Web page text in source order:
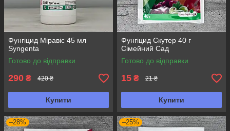
Фунгіцид Міравіс 45 мл
Syngenta
Готово до відправки
290 ₴ 420 ₴
Купити
Фунгіцид Скутер 40 г
Сімейний Сад
Готово до відправки
15 ₴ 21 ₴
Купити
–28% –25%